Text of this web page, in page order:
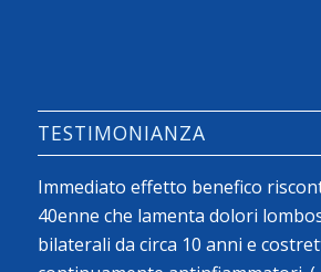
TESTIMONIANZA
Immediato effetto benefico
40enne che lamenta dolori
bilaterali da circa 10 anni e